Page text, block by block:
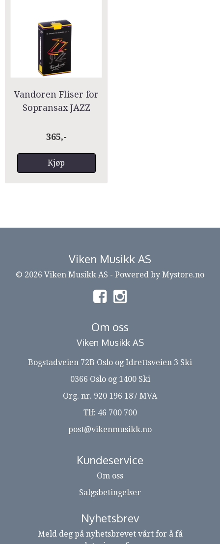
Vandoren Fliser for
Sopransax JAZZ
365,-
Kjøp
Viken Musikk AS
© 2026 Viken Musikk AS - Powered by Mystore.no
Om oss
Viken Musikk AS
Bogstadveien 72B Oslo og Idrettsveien 3 Ski
0366 Oslo og 1400 Ski
Org. nr. 920 196 187 MVA
Tlf: 46 700 700
post@vikenmusikk.no
Kundeservice
Om oss
Salgsbetingelser
Nyhetsbrev
Meld deg på nyhetsbrevet vårt for å få